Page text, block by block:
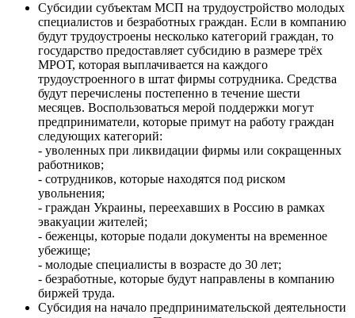
Субсидии субъектам МСП на трудоустройство молодых
специалистов и безработных граждан. Если в компанию
будут трудоустроены несколько категорий граждан, то
государство предоставляет субсидию в размере трёх
МРОТ, которая выплачивается на каждого
трудоустроенного в штат фирмы сотрудника. Средства
будут перечислены постепенно в течение шести
месяцев. Воспользоваться мерой поддержки могут
предприниматели, которые примут на работу граждан
следующих категорий:
- уволенных при ликвидации фирмы или сокращенных
работников;
- сотрудников, которые находятся под риском
увольнения;
- граждан Украины, переехавших в Россию в рамках
эвакуации жителей;
- беженцы, которые подали документы на временное
убежище;
- молодые специалисты в возрасте до 30 лет;
- безработные, которые будут направлены в компанию
биржей труда.
Субсидия на начало предпринимательской деятельности